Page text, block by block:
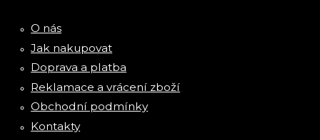
O nás
Jak nakupovat
Doprava a platba
Reklamace a vrácení zboží
Obchodní podmínky
Kontakty